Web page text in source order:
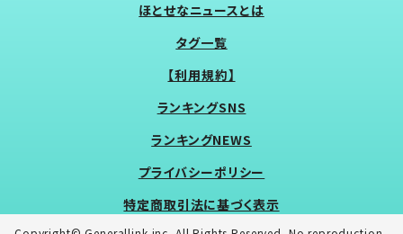
ほとせなニュースとは
タグ一覧
【利用規約】
ランキングSNS
ランキングNEWS
プライバシーポリシー
特定商取引法に基づく表示